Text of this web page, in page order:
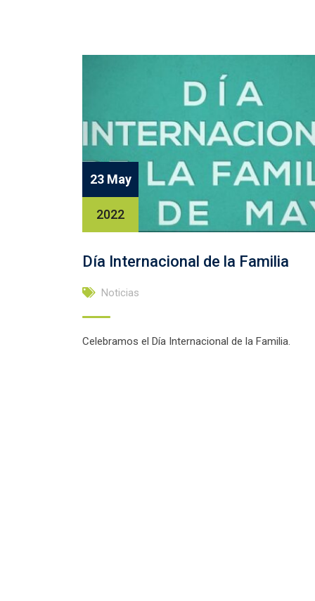
23 May
2022
Día Internacional de la Familia
Noticias
Celebramos el Día Internacional de la Familia.